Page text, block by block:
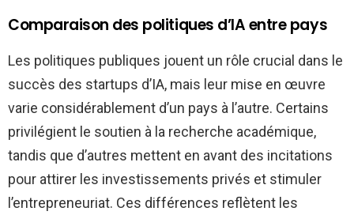
Comparaison des politiques d’IA entre pays
Les politiques publiques jouent un rôle crucial dans le
succès des startups d’IA, mais leur mise en œuvre
varie considérablement d’un pays à l’autre. Certains
privilégient le soutien à la recherche académique,
tandis que d’autres mettent en avant des incitations
pour attirer les investissements privés et stimuler
l’entrepreneuriat. Ces différences reflètent les